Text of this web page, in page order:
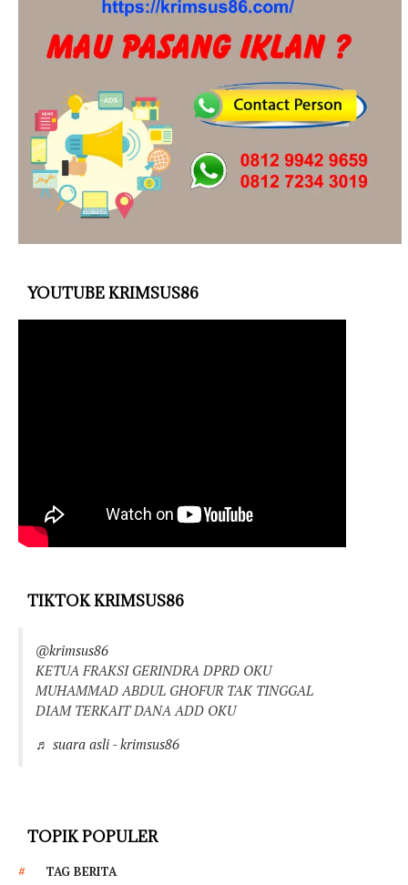
YOUTUBE KRIMSUS86
TIKTOK KRIMSUS86
@krimsus86
KETUA FRAKSI GERINDRA DPRD OKU
MUHAMMAD ABDUL GHOFUR TAK TINGGAL
DIAM TERKAIT DANA ADD OKU
♬ suara asli - krimsus86
TOPIK POPULER
TAG BERITA